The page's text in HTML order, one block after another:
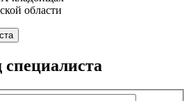
области
специалиста